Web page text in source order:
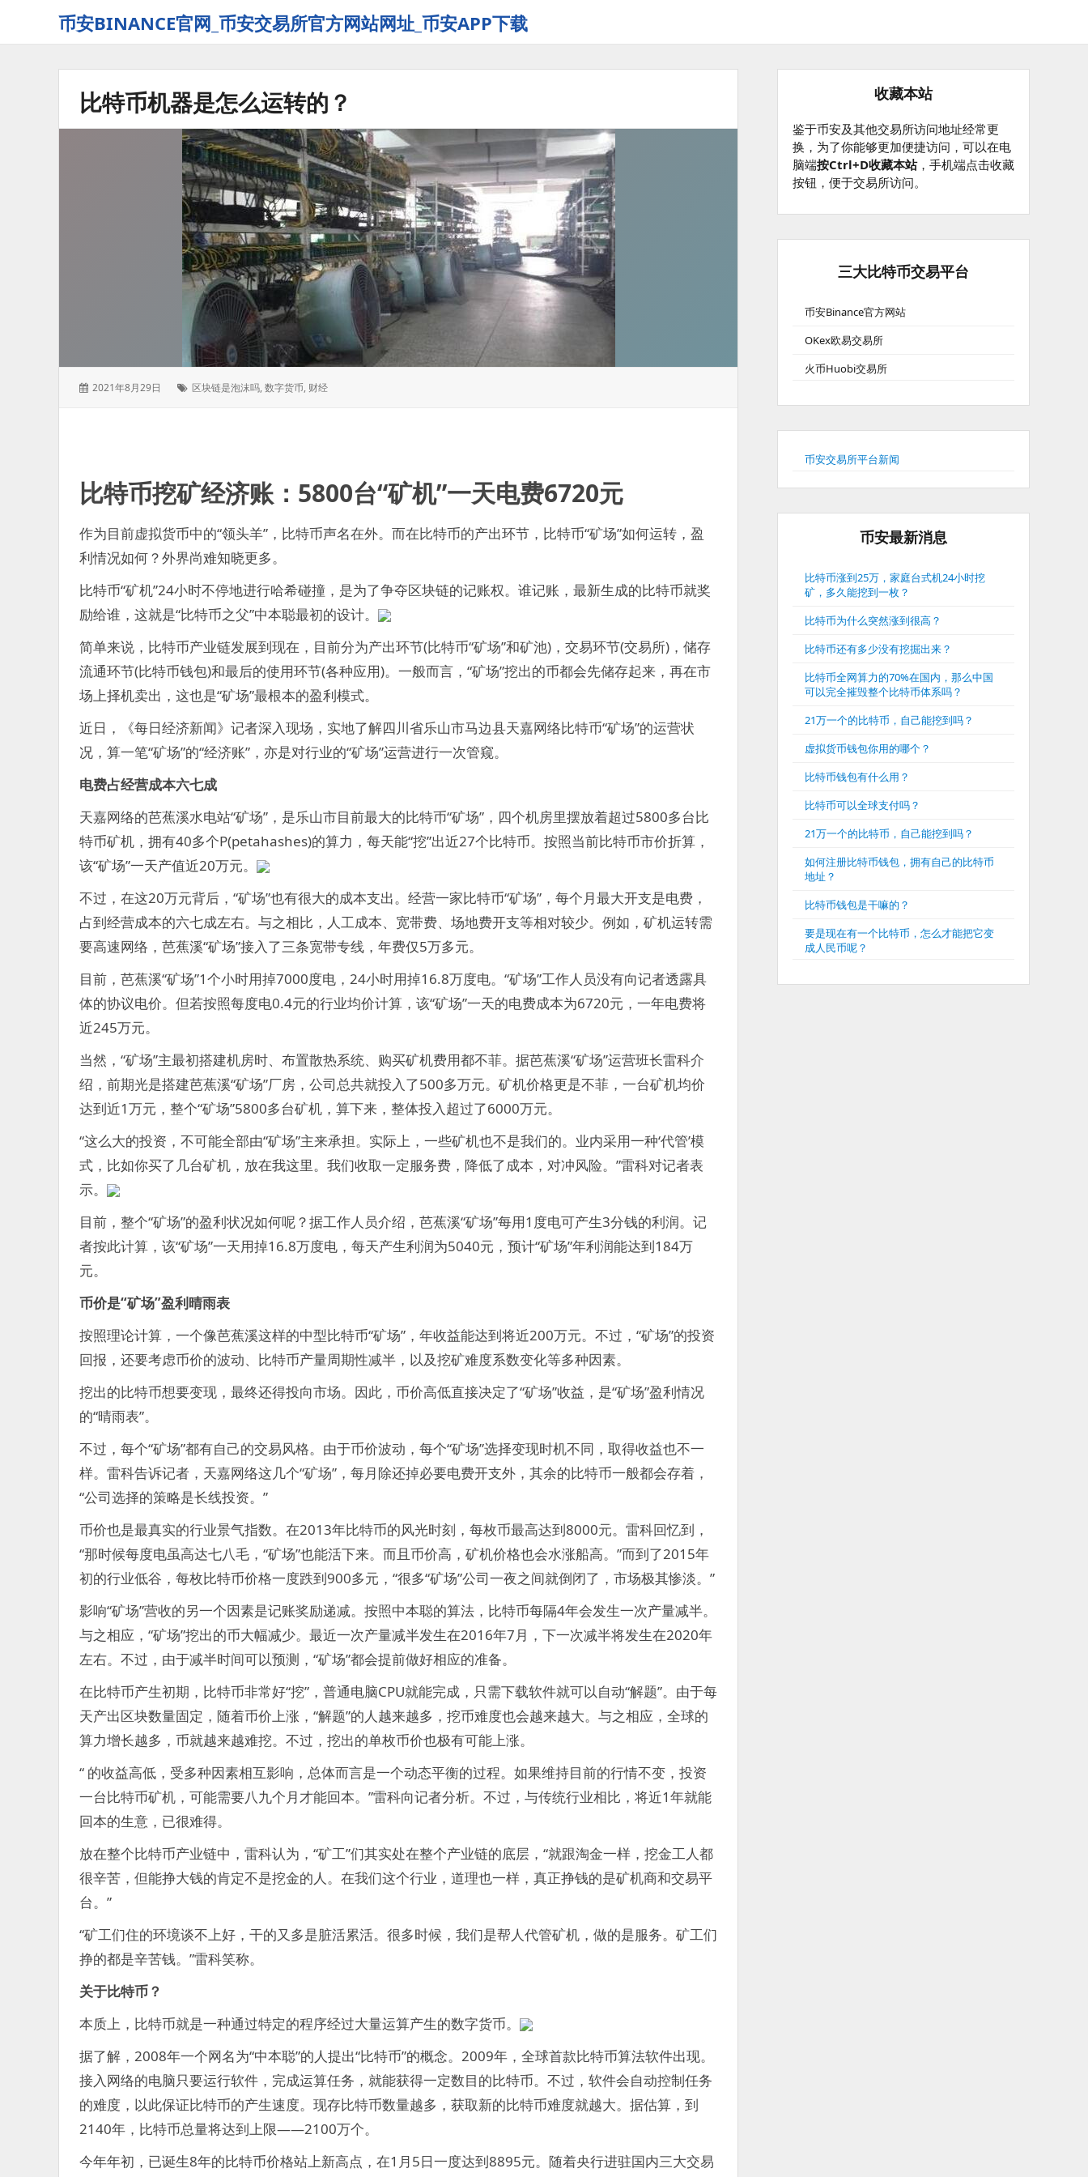
币安BINANCE官网_币安交易所官方网站网址_币安APP下载
比特币机器是怎么运转的？
发
2021年8月29日
标
区块链是泡沫吗,数字货币, 财经
比特币挖矿经济账：5800台“矿机”一天电费6720元
作为目前虚拟货币中的“领头羊”，比特币声名在外。而在比特币的产出环节，比特币“矿场”如何运转，盈
利情况如何？外界尚难知晓更多。
比特币“矿机”24小时不停地进行哈希碰撞，是为了争夺区块链的记账权。谁记账，最新生成的比特币就奖
励给谁，这就是“比特币之父”中本聪最初的设计。
简单来说，比特币产业链发展到现在，目前分为产出环节(比特币“矿场”和矿池)，交易环节(交易所)，储存
流通环节(比特币钱包)和最后的使用环节(各种应用)。一般而言，“矿场”挖出的币都会先储存起来，再在市
场上择机卖出，这也是“矿场”最根本的盈利模式。
近日，《每日经济新闻》记者深入现场，实地了解四川省乐山市马边县天嘉网络比特币“矿场”的运营状
况，算一笔“矿场”的“经济账”，亦是对行业的“矿场”运营进行一次管窥。
电费占经营成本六七成
天嘉网络的芭蕉溪水电站“矿场”，是乐山市目前最大的比特币“矿场”，四个机房里摆放着超过5800多台比
特币矿机，拥有40多个P(petahashes)的算力，每天能“挖”出近27个比特币。按照当前比特币市价折算，
该“矿场”一天产值近20万元。
不过，在这20万元背后，“矿场”也有很大的成本支出。经营一家比特币“矿场”，每个月最大开支是电费，
占到经营成本的六七成左右。与之相比，人工成本、宽带费、场地费开支等相对较少。例如，矿机运转需
要高速网络，芭蕉溪“矿场”接入了三条宽带专线，年费仅5万多元。
目前，芭蕉溪“矿场”1个小时用掉7000度电，24小时用掉16.8万度电。“矿场”工作人员没有向记者透露具
体的协议电价。但若按照每度电0.4元的行业均价计算，该“矿场”一天的电费成本为6720元，一年电费将
近245万元。
当然，“矿场”主最初搭建机房时、布置散热系统、购买矿机费用都不菲。据芭蕉溪“矿场”运营班长雷科介
绍，前期光是搭建芭蕉溪“矿场”厂房，公司总共就投入了500多万元。矿机价格更是不菲，一台矿机均价
达到近1万元，整个“矿场”5800多台矿机，算下来，整体投入超过了6000万元。
“这么大的投资，不可能全部由“矿场”主来承担。实际上，一些矿机也不是我们的。业内采用一种‘代管’模
式，比如你买了几台矿机，放在我这里。我们收取一定服务费，降低了成本，对冲风险。”雷科对记者表
示。
目前，整个“矿场”的盈利状况如何呢？据工作人员介绍，芭蕉溪“矿场”每用1度电可产生3分钱的利润。记
者按此计算，该“矿场”一天用掉16.8万度电，每天产生利润为5040元，预计“矿场”年利润能达到184万
元。
币价是“矿场”盈利晴雨表
按照理论计算，一个像芭蕉溪这样的中型比特币“矿场”，年收益能达到将近200万元。不过，“矿场”的投资
回报，还要考虑币价的波动、比特币产量周期性减半，以及挖矿难度系数变化等多种因素。
挖出的比特币想要变现，最终还得投向市场。因此，币价高低直接决定了“矿场”收益，是“矿场”盈利情况
的“晴雨表”。
不过，每个“矿场”都有自己的交易风格。由于币价波动，每个“矿场”选择变现时机不同，取得收益也不一
样。雷科告诉记者，天嘉网络这几个“矿场”，每月除还掉必要电费开支外，其余的比特币一般都会存着，
“公司选择的策略是长线投资。”
币价也是最真实的行业景气指数。在2013年比特币的风光时刻，每枚币最高达到8000元。雷科回忆到，
“那时候每度电虽高达七八毛，“矿场”也能活下来。而且币价高，矿机价格也会水涨船高。”而到了2015年
初的行业低谷，每枚比特币价格一度跌到900多元，“很多“矿场”公司一夜之间就倒闭了，市场极其惨淡。”
影响“矿场”营收的另一个因素是记账奖励递减。按照中本聪的算法，比特币每隔4年会发生一次产量减半。
与之相应，“矿场”挖出的币大幅减少。最近一次产量减半发生在2016年7月，下一次减半将发生在2020年
左右。不过，由于减半时间可以预测，“矿场”都会提前做好相应的准备。
在比特币产生初期，比特币非常好“挖”，普通电脑CPU就能完成，只需下载软件就可以自动“解题”。由于每
天产出区块数量固定，随着币价上涨，“解题”的人越来越多，挖币难度也会越来越大。与之相应，全球的
算力增长越多，币就越来越难挖。不过，挖出的单枚币价也极有可能上涨。
“ 的收益高低，受多种因素相互影响，总体而言是一个动态平衡的过程。如果维持目前的行情不变，投资
一台比特币矿机，可能需要八九个月才能回本。”雷科向记者分析。不过，与传统行业相比，将近1年就能
回本的生意，已很难得。
放在整个比特币产业链中，雷科认为，“矿工”们其实处在整个产业链的底层，“就跟淘金一样，挖金工人都
很辛苦，但能挣大钱的肯定不是挖金的人。在我们这个行业，道理也一样，真正挣钱的是矿机商和交易平
台。”
“矿工们住的环境谈不上好，干的又多是脏活累活。很多时候，我们是帮人代管矿机，做的是服务。矿工们
挣的都是辛苦钱。”雷科笑称。
关于比特币？
本质上，比特币就是一种通过特定的程序经过大量运算产生的数字货币。
据了解，2008年一个网名为“中本聪”的人提出“比特币”的概念。2009年，全球首款比特币算法软件出现。
接入网络的电脑只要运行软件，完成运算任务，就能获得一定数目的比特币。不过，软件会自动控制任务
的难度，以此保证比特币的产生速度。现存比特币数量越多，获取新的比特币难度就越大。据估算，到
2140年，比特币总量将达到上限——2100万个。
今年年初，已诞生8年的比特币价格站上新高点，在1月5日一度达到8895元。随着央行进驻国内三大交易
收藏本站
鉴于币安及其他交易所访问地址经常更
换，为了你能够更加便捷访问，可以在电
脑端按Ctrl+D收藏本站，手机端点击收藏
按钮，便于交易所访问。
三大比特币交易平台
币安Binance官方网站
OKex欧易交易所
火币Huobi交易所
币安交易所平台新闻
币安最新消息
比特币涨到25万，家庭台式机24小时挖
矿，多久能挖到一枚？
比特币为什么突然涨到很高？
比特币还有多少没有挖掘出来？
比特币全网算力的70%在国内，那么中国
可以完全摧毁整个比特币体系吗？
21万一个的比特币，自己能挖到吗？
虚拟货币钱包你用的哪个？
比特币钱包有什么用？
比特币可以全球支付吗？
21万一个的比特币，自己能挖到吗？
如何注册比特币钱包，拥有自己的比特币
地址？
比特币钱包是干嘛的？
要是现在有一个比特币，怎么才能把它变
成人民币呢？